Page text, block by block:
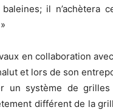
il n’achètera
en collaboration
et lors de son
un système de
différent de la